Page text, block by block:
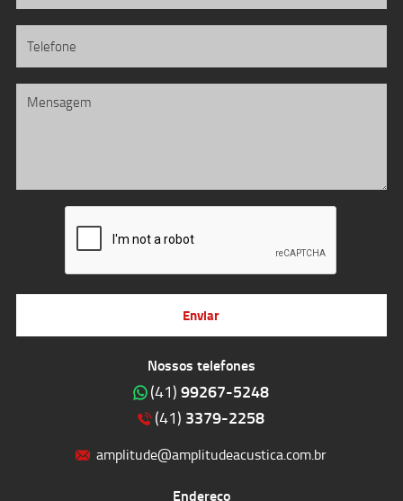
Nossos telefones
(41) 99267-5248
(41) 3379-2258
amplitude@amplitudeacustica.com.br
Endereço
Enviar